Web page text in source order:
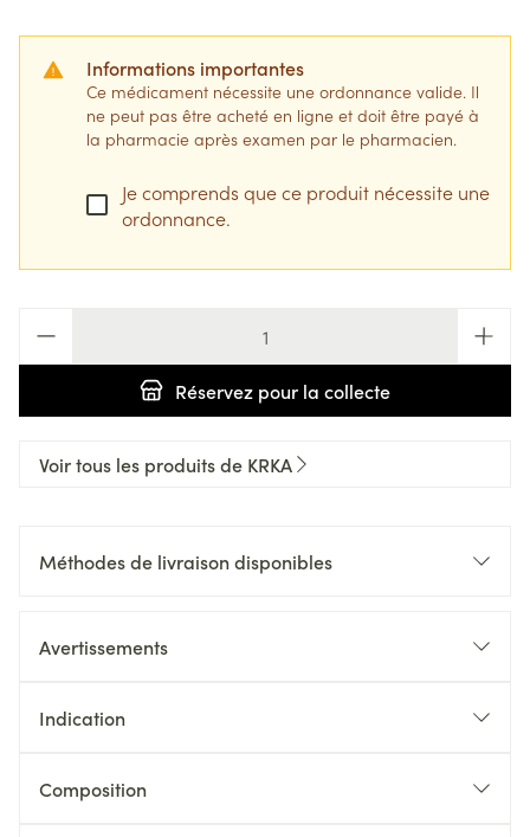
Informations importantes
Ce médicament nécessite une ordonnance valide. Il
ne peut pas être acheté en ligne et doit être payé à
la pharmacie après examen par le pharmacien.
Je comprends que ce produit nécessite une
ordonnance.
Réservez pour la collecte
Voir tous les produits de KRKA
Méthodes de livraison disponibles
Avertissements
Indication
Composition